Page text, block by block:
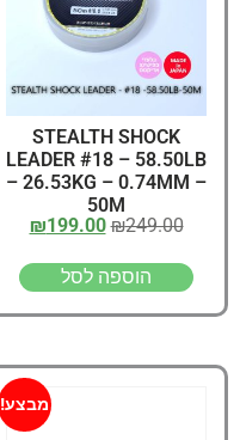
STEALTH SHOCK
LEADER #18 – 58.50LB
– 26.53KG – 0.74MM –
50M
₪249.00
₪199.00
הוספה לסל
מבצע!